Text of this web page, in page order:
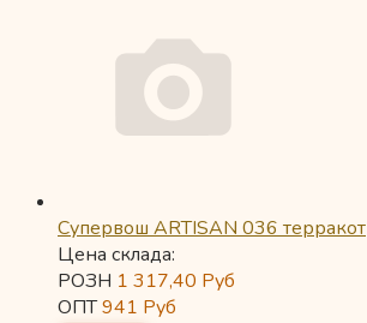
Супервош ARTISAN 036 терракот
Цена склада:
РОЗН 1 317,40 Руб
ОПТ941 Руб